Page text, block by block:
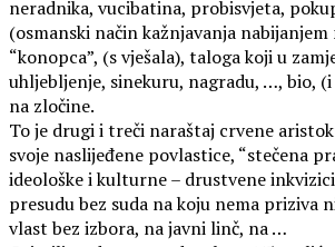
neradnika, vucibatina, probisvjeta,
(osmanski način kažnjavanja nabijanjem
“konopca”, (s vješala), taloga koji u
uhljebljenje, sinekuru, nagradu, …, bio,
na zločine.
To je drugi i treči naraštaj crvene
svoje naslijeđene povlastice, “stečena
ideološke i kulturne – drustvene
presudu bez suda na koju nema priziva
vlast bez izbora, na javni linč, na …